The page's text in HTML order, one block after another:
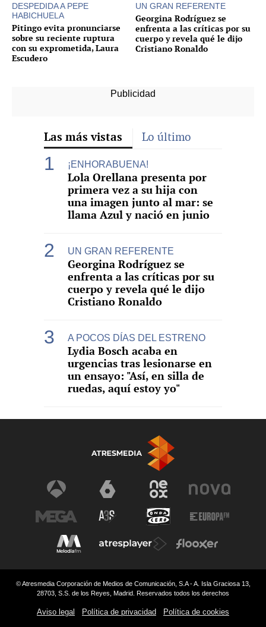
DESPEDIDA A PEPE
HABICHUELA
Pitingo evita pronunciarse
sobre su reciente ruptura
con su exprometida, Laura
Escudero
UN GRAN REFERENTE
Georgina Rodríguez se
enfrenta a las críticas por su
cuerpo y revela qué le dijo
Cristiano Ronaldo
Las más vistas Lo último
¡ENHORABUENA!
Lola Orellana presenta por
primera vez a su hija con
una imagen junto al mar: se
llama Azul y nació en junio
UN GRAN REFERENTE
Georgina Rodríguez se
enfrenta a las críticas por su
cuerpo y revela qué le dijo
Cristiano Ronaldo
A POCOS DÍAS DEL ESTRENO
Lydia Bosch acaba en
urgencias tras lesionarse en
un ensayo: "Así, en silla de
ruedas, aquí estoy yo"
© Atresmedia Corporación de Medios de Comunicación, S.A - A. Isla Graciosa 13,
28703, S.S. de los Reyes, Madrid. Reservados todos los derechos
Aviso legal Política de privacidad Política de cookies